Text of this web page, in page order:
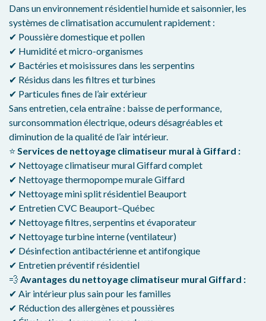
Dans un environnement résidentiel humide et saisonnier, les
systèmes de climatisation accumulent rapidement :
✔ Poussière domestique et pollen
✔ Humidité et micro-organismes
✔ Bactéries et moisissures dans les serpentins
✔ Résidus dans les filtres et turbines
✔ Particules fines de l’air extérieur
Sans entretien, cela entraîne : baisse de performance,
surconsommation électrique, odeurs désagréables et
diminution de la qualité de l’air intérieur.
⭐ Services de nettoyage climatiseur mural à Giffard :
✔ Nettoyage climatiseur mural Giffard complet
✔ Nettoyage thermopompe murale Giffard
✔ Nettoyage mini split résidentiel Beauport
✔ Entretien CVC Beauport–Québec
✔ Nettoyage filtres, serpentins et évaporateur
✔ Nettoyage turbine interne (ventilateur)
✔ Désinfection antibactérienne et antifongique
✔ Entretien préventif résidentiel
💨 Avantages du nettoyage climatiseur mural Giffard :
✔ Air intérieur plus sain pour les familles
✔ Réduction des allergènes et poussières